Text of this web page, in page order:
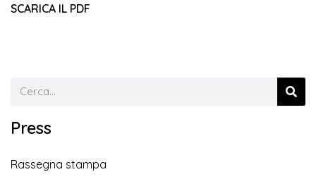
SCARICA IL PDF
Press
Rassegna stampa